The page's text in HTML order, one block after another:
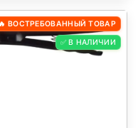
🔥 ВОСТРЕБОВАННЫЙ ТОВАР
✅ В НАЛИЧИИ